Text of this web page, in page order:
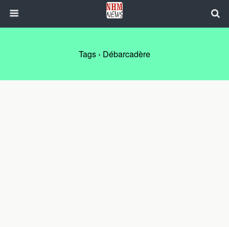
Tags › Débarcadère